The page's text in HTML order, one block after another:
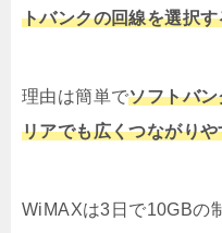
トバンクの回線を選択
理由は簡単でソフトバ
リアでも広くつながり
WiMAXは3日で10GBの